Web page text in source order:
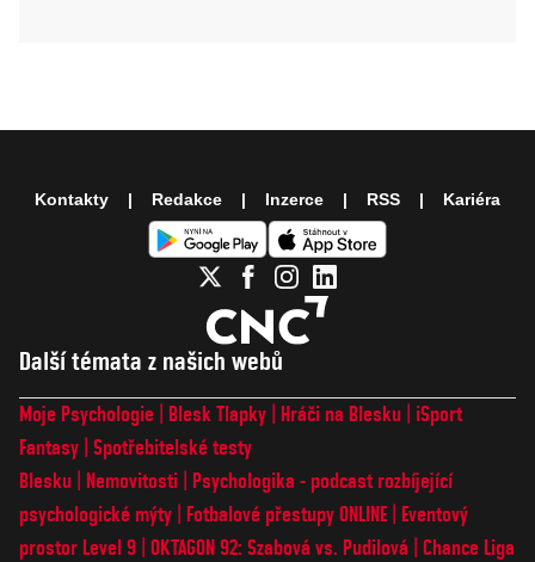
Další témata z našich webů
Moje Psychologie Blesk Tlapky Hráči na Blesku
iSport
Fantasy Spotřebitelské testy
Blesku
Nemovitosti
Psychologika - podcast rozbíjející
psychologické mýty
Fotbalové přestupy ONLINE
Eventový
prostor Level 9 OKTAGON 92: Szabová vs. Pudilová
Chance Liga
Kontakty Redakce Inzerce RSS Kariéra